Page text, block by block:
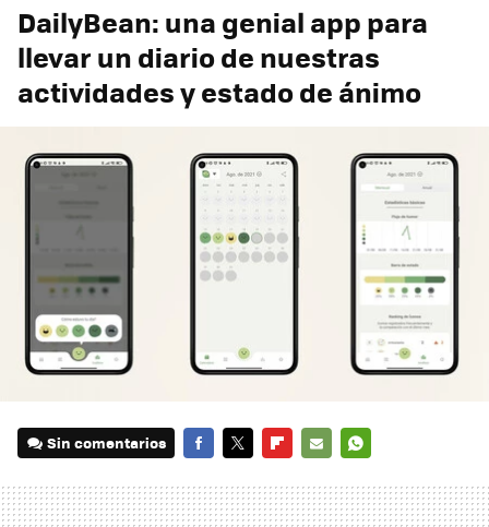
DailyBean: una genial app para
llevar un diario de nuestras
actividades y estado de ánimo
Sin comentarios
MAIL